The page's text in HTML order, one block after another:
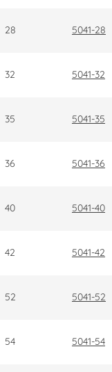
28 5041-28
32 5041-32
35 5041-35
36 5041-36
40 5041-40
42 5041-42
52 5041-52
54 5041-54